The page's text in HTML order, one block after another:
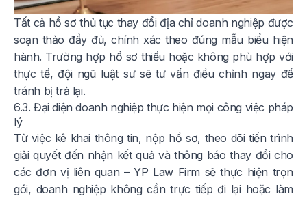
Tất cả hồ sơ thủ tục thay đổi địa chỉ doanh nghiệp được
soạn thảo đầy đủ, chính xác theo đúng mẫu biểu hiện
hành. Trường hợp hồ sơ thiếu hoặc không phù hợp với
thực tế, đội ngũ luật sư sẽ tư vấn điều chỉnh ngay để
tránh bị trả lại.
6.3. Đại diện doanh nghiệp thực hiện mọi công việc pháp
lý
Từ việc kê khai thông tin, nộp hồ sơ, theo dõi tiến trình
giải quyết đến nhận kết quả và thông báo thay đổi cho
các đơn vị liên quan – YP Law Firm sẽ thực hiện trọn
gói, doanh nghiệp không cần trực tiếp đi lại hoặc làm